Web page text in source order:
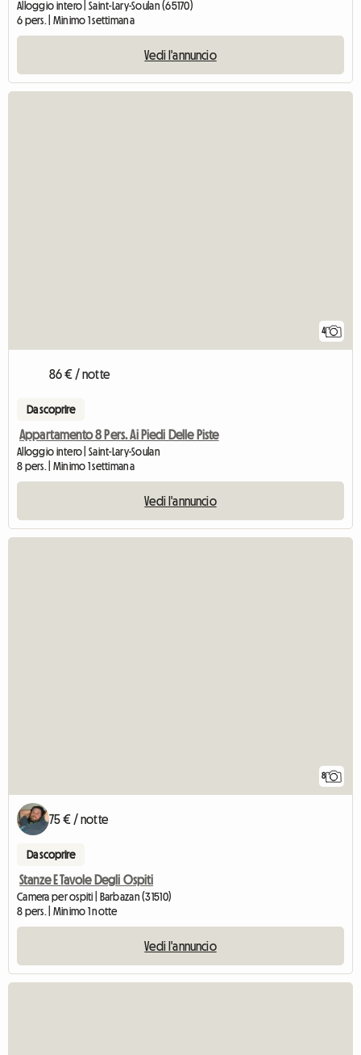
Alloggio intero | Saint-Lary-Soulan (65170)
6 pers. | Minimo 1 settimana
Vedi l'annuncio
4
86 € / notte
Da scoprire
Appartamento 8 Pers. Ai Piedi Delle Piste
Alloggio intero | Saint-Lary-Soulan
8 pers. | Minimo 1 settimana
Vedi l'annuncio
8
75 € / notte
Da scoprire
Stanze E Tavole Degli Ospiti
Camera per ospiti | Barbazan (31510)
8 pers. | Minimo 1 notte
Vedi l'annuncio